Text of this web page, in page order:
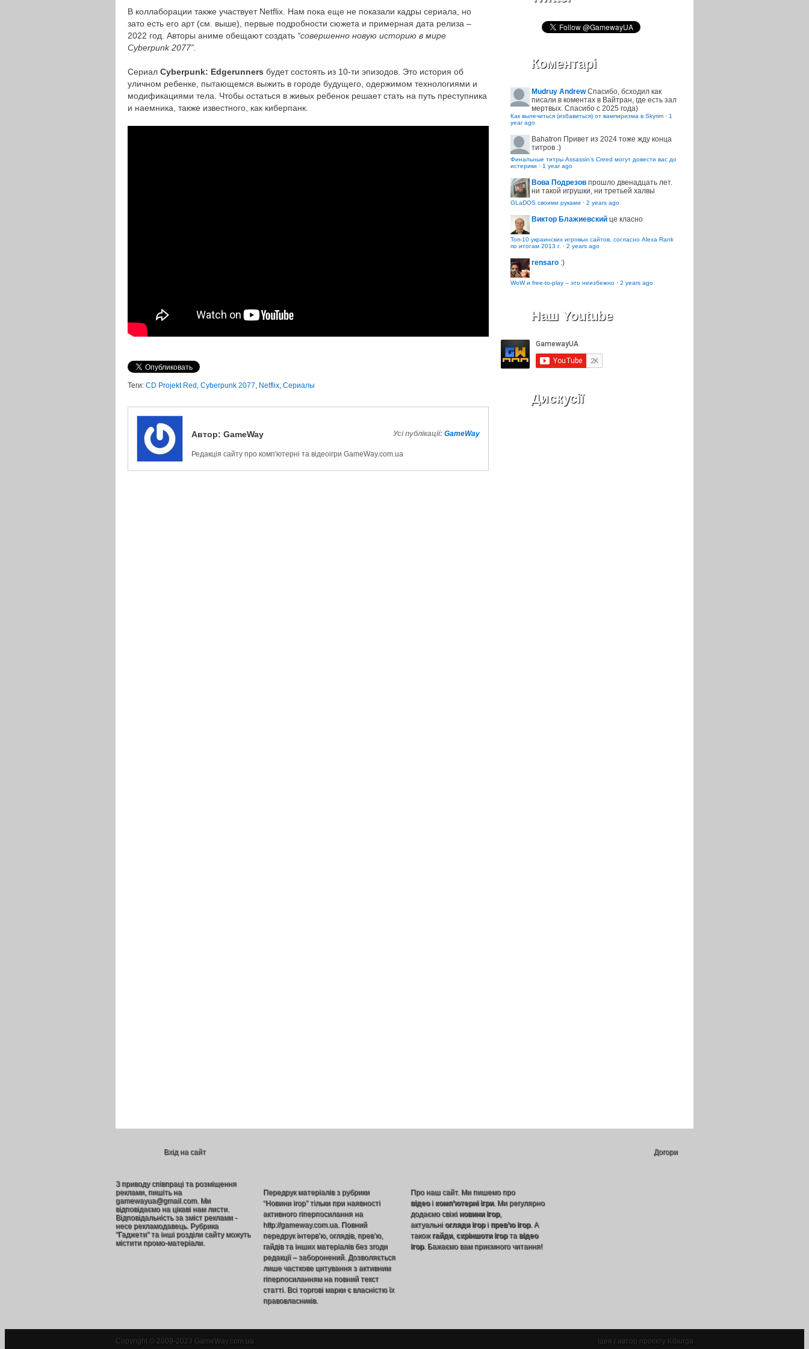
В коллаборации также участвует Netflix. Нам пока еще не показали кадры сериала, но
зато есть его арт (см. выше), первые подробности сюжета и примерная дата релиза –
2022 год. Авторы аниме обещают создать “совершенно новую историю в мире
Cyberpunk 2077”.
Сериал Сyberpunk: Edgerunners будет состоять из 10-ти эпизодов. Это история об
уличном ребенке, пытающемся выжить в городе будущего, одержимом технологиями и
модификациями тела. Чтобы остаться в живых ребенок решает стать на путь преступника
и наемника, также известного, как киберпанк.
Теги: CD Projekt Red , Cyberpunk 2077, Netflix, Сериалы
Автор: GameWay Усі публікації: GameWay
Редакція сайту про комп'ютерні та відеоігри GameWay.com.ua
Коментарі
Mudruy Andrew Спасибо, бсходил как
писали в коментах в Вайтран, где есть зал
мертвых. Спасибо с 2025 года)
Как вылечиться (избавиться) от вампиризма в Skyrim · 1
year ago
Bahatron Привет из 2024 тоже жду конца
титров :)
Финальные титры Assassin’s Creed могут довести вас до
истерики · 1 year ago
Вова Подрезов прошло двенадцать лет.
ни такой игрушки, ни третьей халвьі
GLaDOS своими руками · 2 years ago
Виктор Блажиевский це класно
Топ-10 украинских игровых сайтов, согласно Alexa Rank
по итогам 2013 г. · 2 years ago
rensaro :)
WoW и free-to-play – это неизбежно · 2 years ago
Наш Youtube
Дискусії
Вхід на сайт Догори
З приводу співпраці та розміщення
реклами, пишіть на
gamewayua@gmail.com. Ми
відповідаємо на цікаві нам листи.
Відповідальність за зміст реклами -
несе рекламодавець. Рубрика
"Гаджети" та інші розділи сайту можуть
містити промо-матеріали.
Передрук матеріалів з рубрики
“Новини ігор” тільки при наявності
активного гіперпосилання на
http://gameway.com.ua. Повний
передрук інтерв’ю, оглядів, прев’ю,
гайдів та інших матеріалів без згоди
редакції – заборонений. Дозволяється
лише часткове цитування з активним
гіперпосиланням на повний текст
статті. Всі торгові марки є власністю їх
правовласників.
Про наш сайт. Ми пишемо про
відеоі комп’ютерні ігри. Ми регулярно
додаємо свіжі новини ігор,
актуальні огляди ігорі прев’ю ігор. А
також гайди, скріншоти ігорта відео
ігор. Бажаємо вам приємного читання!
Copyright © 2009-2023 GameWay.com.ua Ідея і автор проєкту Kiburga